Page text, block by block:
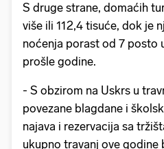
S druge strane, domaćih
više ili 112,4 tisuće, dok je
noćenja porast od 7 posto
prošle godine.
- S obzirom na Uskrs u
povezane blagdane i
najava i rezervacija sa
ukupno travanj ove godine